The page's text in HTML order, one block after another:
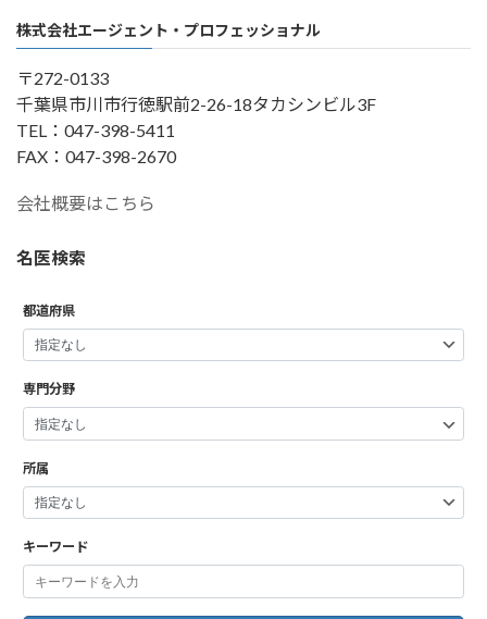
株式会社エージェント・プロフェッショナル
〒272-0133
千葉県市川市行徳駅前2-26-18タカシンビル3F
TEL：047-398-5411
FAX：047-398-2670
会社概要はこちら
名医検索
都道府県
専門分野
所属
キーワード